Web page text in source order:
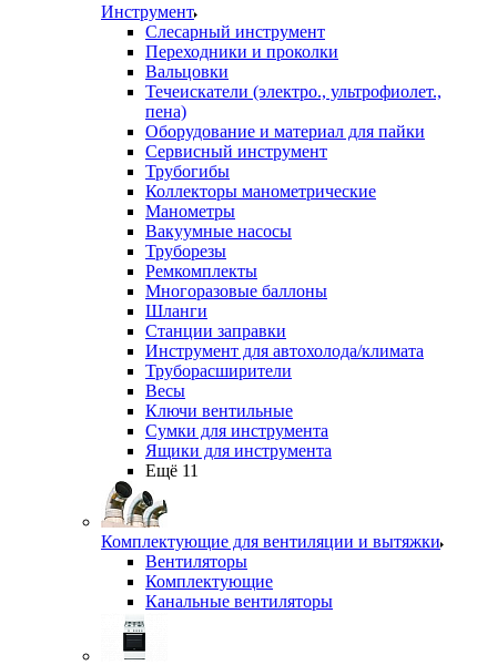
Инструмент
Слесарный инструмент
Переходники и проколки
Вальцовки
Течеискатели (электро., ультрофиолет.,
пена)
Оборудование и материал для пайки
Сервисный инструмент
Трубогибы
Коллекторы манометрические
Манометры
Вакуумные насосы
Труборезы
Ремкомплекты
Многоразовые баллоны
Шланги
Станции заправки
Инструмент для автохолода/климата
Труборасширители
Весы
Ключи вентильные
Сумки для инструмента
Ящики для инструмента
Ещё 11
Комплектующие для вентиляции и вытяжки
Вентиляторы
Комплектующие
Канальные вентиляторы